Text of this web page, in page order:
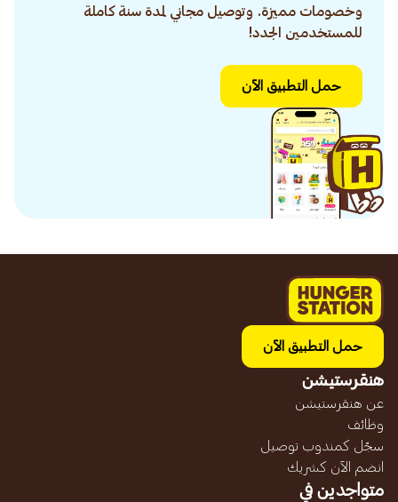
وخصومات مميزة. وتوصيل مجاني لمدة سنة كاملة
للمستخدمين الجدد!
حمل التطبيق الآن
حمل التطبيق الآن
هنقرستيشن
عن هنقرستيشن
وظائف
سجّل كمندوب توصيل
انضم الآن كشريك
متواجدين في